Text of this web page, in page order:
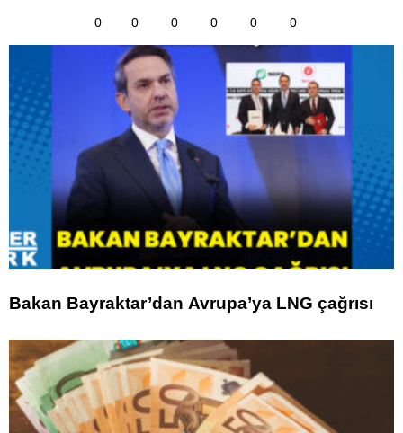
0 0 0 0 0 0
Bakan Bayraktar’dan Avrupa’ya LNG çağrısı